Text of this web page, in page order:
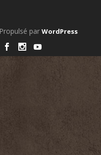
par WordPress